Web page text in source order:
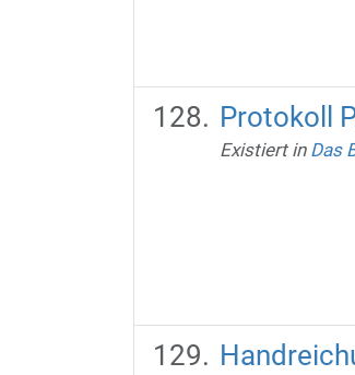
Protokoll
Existiert in Das